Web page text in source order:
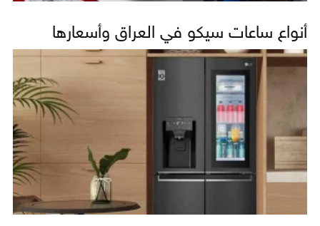
أنواع ساعات سيكو في العراق وأسعارها